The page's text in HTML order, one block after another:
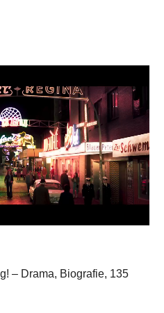
– Drama, Biografie, 135